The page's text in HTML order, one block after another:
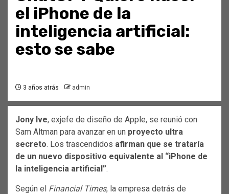
el iPhone de la
inteligencia artificial:
esto se sabe
3 años atrás admin
Jony Ive, exjefe de diseño de Apple, se reunió con
Sam Altman para avanzar en un proyecto ultra
secreto. Los trascendidos afirman que se trataría
de un nuevo dispositivo equivalente al “iPhone de
la inteligencia artificial”.
Según el Financial Times, la empresa detrás de